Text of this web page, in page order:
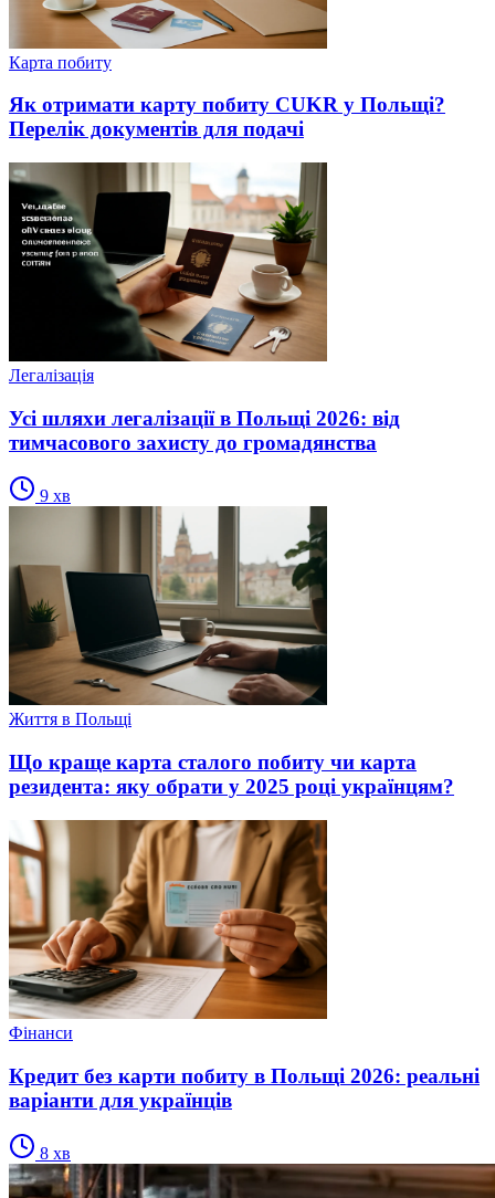
Карта побиту
Як отримати карту побиту СUKR у Польщі?
Перелік документів для подачі
Легалізація
Усі шляхи легалізації в Польщі 2026: від
тимчасового захисту до громадянства
9 хв
Життя в Польщі
Що краще карта сталого побиту чи карта
резидента: яку обрати у 2025 році українцям?
Фінанси
Кредит без карти побиту в Польщі 2026: реальні
варіанти для українців
8 хв